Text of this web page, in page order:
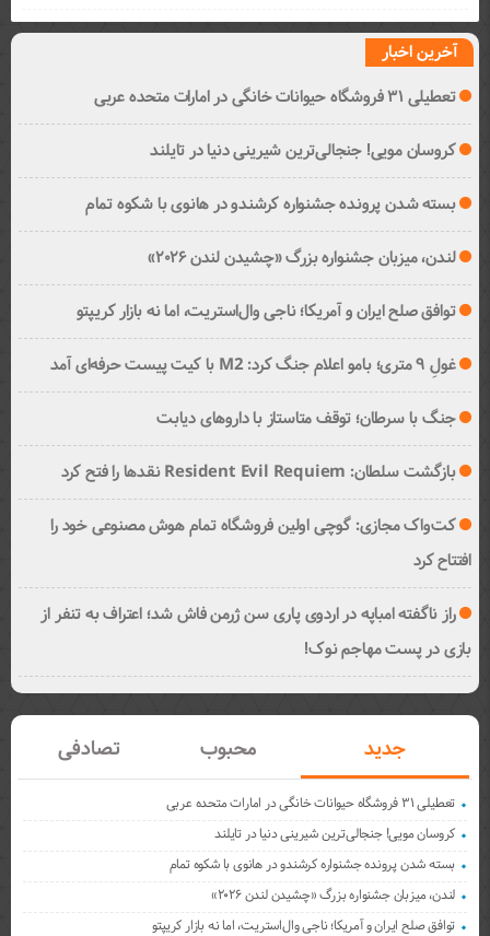
آخرین اخبار
تعطیلی ۳۱ فروشگاه حیوانات خانگی در امارات متحده عربی
کروسان مویی! جنجالی‌ترین شیرینی دنیا در تایلند
بسته شدن پرونده جشنواره کرشندو در هانوی با شکوه تمام
لندن، میزبان جشنواره بزرگ «چشیدن لندن ۲۰۲۶»
توافق صلح ایران و آمریکا؛ ناجی وال‌استریت، اما نه بازار کریپتو
غولِ ۹ متری؛ بامو اعلام جنگ کرد: M2 با کیت پیست حرفه‌ای آمد
جنگ با سرطان؛ توقف متاستاز با داروهای دیابت
بازگشت سلطان: Resident Evil Requiem نقدها را فتح کرد
کت‌واک مجازی: گوچی اولین فروشگاه تمام هوش مصنوعی خود را
افتتاح کرد
راز ناگفته امباپه در اردوی پاری سن ژرمن فاش شد؛ اعتراف به تنفر از
بازی در پست مهاجم نوک!
جدید محبوب تصادفی
تعطیلی ۳۱ فروشگاه حیوانات خانگی در امارات متحده عربی
کروسان مویی! جنجالی‌ترین شیرینی دنیا در تایلند
بسته شدن پرونده جشنواره کرشندو در هانوی با شکوه تمام
لندن، میزبان جشنواره بزرگ «چشیدن لندن ۲۰۲۶»
توافق صلح ایران و آمریکا؛ ناجی وال‌استریت، اما نه بازار کریپتو